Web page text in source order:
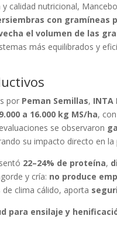
calidad nutricional,
con gramíneas
el volumen de las
más equilibrados y
por Peman Semillas, INTA
9.000 a 16.000 kg MS/ha,
se observaron
su impacto directo en la
22–24% de proteína,
y cría: no produce
clima cálido, aporta
para ensilaje y